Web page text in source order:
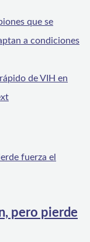
que se
a condiciones
de VIH en
pero pierde